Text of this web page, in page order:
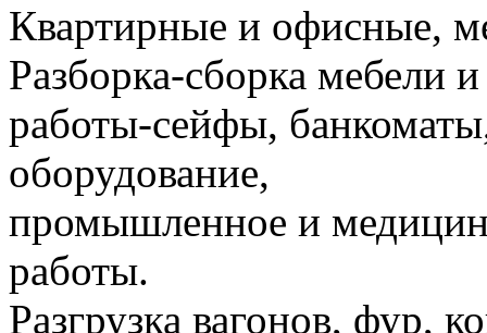
Квартирные и офисные,
Разборка-сборка мебели
работы-сейфы,
оборудование,
промышленное и
работы.
Разгрузка вагонов, фур,